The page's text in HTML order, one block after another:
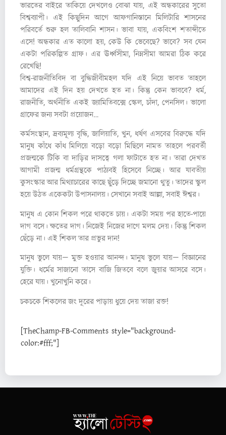
ভারতের বাইরে তাকিয়ে দেখলেও বোঝা যায়, এই অন্ধকারের সুতো
বিশ্বব্যাপী। এই কিছুদিন আগে আফগানিস্তানে মিলিটারি শাসনের
পরিবর্তে শুরু হল তালিবানি শাসন। ভাবা যায়, একবিংশ শতাব্দীতে
এসে! অন্ধকার এত কালো হয়, কেউ কি ভেবেছে? ভাবে? সব যেন
একটা পরিকল্পিত গ্রাফ। এর ঊর্ধ্বসীমা, নিম্নসীমা আমরা ঠিক করে
রেখেছি!
বিশ্ব-রাজনীতিবিদ বা বুদ্ধিজীবীমহল যদি এই নিয়ে ভাবত তাহলে
আমাদের এই দিন হয় দেখতে হত না। কিন্তু কেন ভাববে? ধর্ম,
রাজনীতি, অর্থনীতি একই জ্যামিতিবক্সে স্কেল, চাঁদা, পেনসিল। ভালো
গ্রাফের জন্য সবটা প্রয়োজন…
কর্মসংস্থান, দ্রব্যমূল্য বৃদ্ধি, জালিয়াতি, খুন, ধর্ষণ এসবের বিরুদ্ধে যদি
মানুষ কাঁধে কাঁধ মিলিয়ে বড়ো বড়ো মিছিলে নামত তাহলে পরবর্তী
প্রজন্মকে টিকি বা দাড়ির দাসত্বে গলা ফাটাতে হত না। তারা দেখত
আগামী প্রজন্ম ধর্মগ্রন্থকে পাঠ্যবই হিসেবে নিচ্ছে। আর যাবতীয়
কুসংস্কার আর মিথ্যাচারের কাছে ছুঁড়ে দিচ্ছে জমানো থুতু। তাদের স্কুল
হয়ে উঠত একেকটা উপাসনালয়। সেখানে সবাই আল্লা, সবাই ঈশ্বর।
মানুষ এ কোন শিকল পরে থাকতে চায়। একটা সময় পর হাতে-পায়ে
দাগ বসে। ক্ষতের দাগ। নিজেই নিজের দাগে মলম দেয়। কিন্তু শিকল
ছেঁড়ে না। এই শিকল তার প্রভুর দান!
মানুষ ভুলে যায়— মুক্ত হওয়ার আনন্দ। মানুষ ভুলে যায়— বিজ্ঞানের
যুক্তি। ধর্মের সাজানো তাসে বাজি জিতবে বলে জুয়ার আসরে বসে।
হেরে যায়। খুনোখুনি করে।
চকচকে শিকলের জং দূরের পাড়ায় ধুয়ে দেয় তাজা রক্ত!
[TheChamp-FB-Comments style="background-
color:#fff;"]